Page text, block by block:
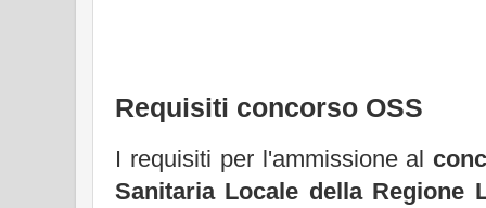
Requisiti concorso OSS
I requisiti per l'ammissione al
Sanitaria Locale della Regione